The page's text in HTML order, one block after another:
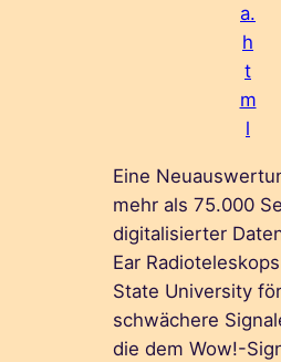
a.
h
t
m
l
Eine
mehr als 75.000
digitalisierter
Ear
State University
schwächere
die dem Wow!-